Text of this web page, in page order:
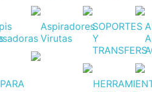
Aspiradores
Virutas
SOPORTES
Y
TRANSFERS